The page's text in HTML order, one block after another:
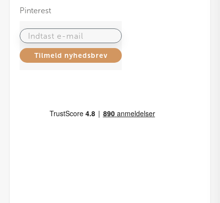
Pinterest
Indtast e-mail
Tilmeld nyhedsbrev